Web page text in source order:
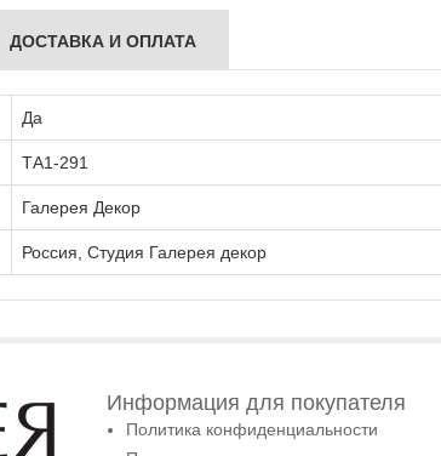
ДОСТАВКА И ОПЛАТА
Да
ТА1-291
Галерея Декор
Россия, Студия Галерея декор
Информация для покупателя
Политика конфиденциальности